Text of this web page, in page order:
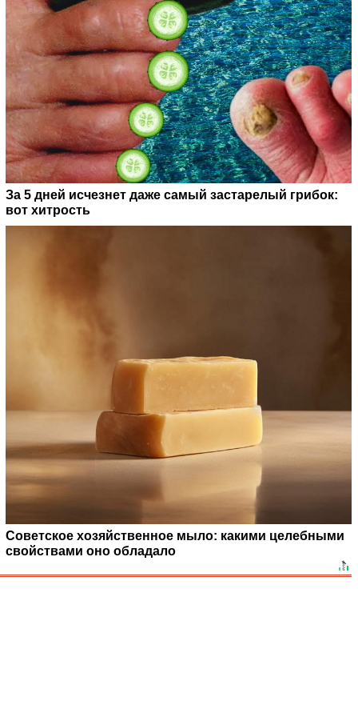
За 5 дней исчезнет даже самый застарелый грибок:
вот хитрость
Советское хозяйственное мыло: какими целебными
свойствами оно обладало